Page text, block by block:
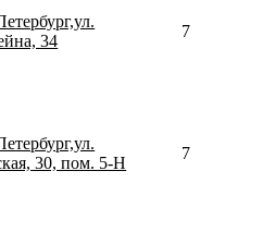
34
30, пом. 5-Н